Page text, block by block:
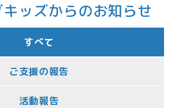
ッズからのお知らせ
すべて
ご支援の報告
活動報告